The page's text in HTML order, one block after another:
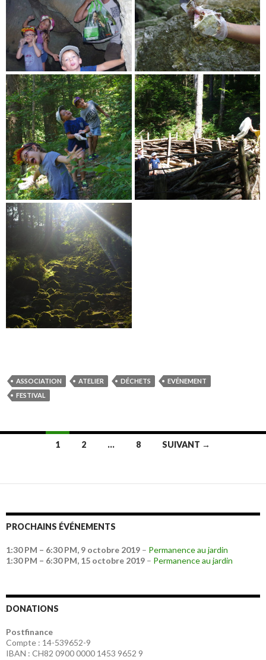
ASSOCIATION ATELIER DÉCHETS
EVÉNEMENT
FESTIVAL
Navigation
articles
1 2 … 8 SUIVANT →
PROCHAINS ÉVÉNEMENTS
1:30 PM – 6:30 PM, 9 octobre 2019 – Permanence au jardin
1:30 PM – 6:30 PM, 15 octobre 2019 – Permanence au jardin
DONATIONS
Postfinance
Compte : 14-539652-9
IBAN : CH82 0900 0000 1453 9652 9